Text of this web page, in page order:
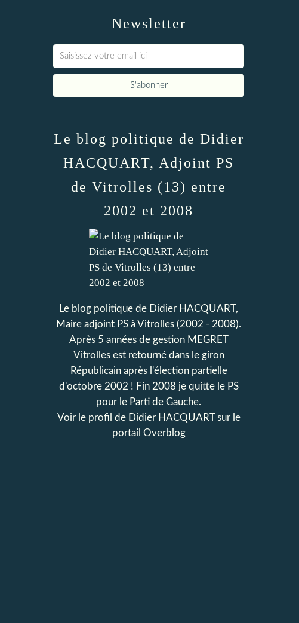
Newsletter
Le blog politique de Didier
HACQUART, Adjoint PS
de Vitrolles (13) entre
2002 et 2008
Le blog politique de Didier HACQUART,
Maire adjoint PS à Vitrolles (2002 - 2008).
Après 5 années de gestion MEGRET
Vitrolles est retourné dans le giron
Républicain après l'élection partielle
d'octobre 2002 ! Fin 2008 je quitte le PS
pour le Parti de Gauche.
Voir le profil de Didier HACQUARTsur le
portail Overblog